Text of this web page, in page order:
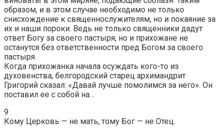
образом, и в этом случае необходимо не только
снисхождение к священнослужителям, но и покаяние за
их и наши пороки. Ведь не только священники дадут
ответ Богу за своего пастыря, но и прихожане не
останутся без ответственности пред Богом за своего
пастыря.
Когда прихожанка начала осуждать кого-то из
духовенства, белгородский старец архимандрит
Григорий сказал: «Давай лучше помолимся за него». Он
поставил ее с собой на…
9
Кому Церковь — не мать, тому Бог — не Отец.